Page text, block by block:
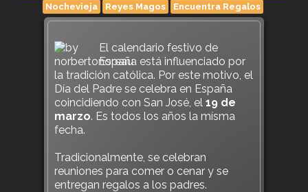
Nochevieja
Reyes Magos Encuentra Regalos
El calendario festivo de
España está influenciado por
la tradición católica. Por este motivo, el
Día del Padre se celebra en España
coincidiendo con San José, el 19 de
marzo. Es todos los años la mísma
fecha.
Tradicionalmente, se celebran
reuniones para comer o cenar y se
entregan regalos a los padres.